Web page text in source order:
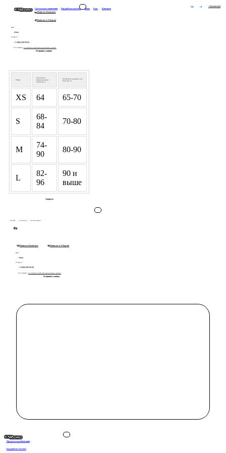
Система восстановления Как работает костюм Цены Блог Контакты
+79216453104
Написать Вконтакте
Написать в Telegram
Имя*
Телефон*
Я соглашаюсь с политикой обработки персональных данных
Отправить заявку
Размер
Обхват талии
(международные
значения), см
Обхват талии (диапазон для
EcoCord), см
XS 64 65-70
S
68-
84
70-80
M
74-
90
80-90
L
82-
96
90 и
выше
Закрыть
Онлайн С доктором 3 консультации
₽₽
Написать Вконтакте Написать в Telegram
Имя*
Телефон*
Я соглашаюсь с политикой обработки персональных данных
Отправить заявку
Программа реабилитации
Как работает костюм